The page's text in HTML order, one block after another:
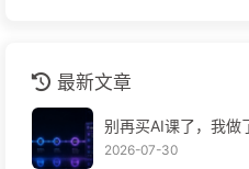
最新文章
别再买AI课了，我做
2026-07-30